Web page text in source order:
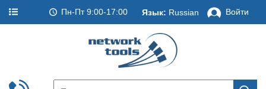
Пн-Пт 9:00-17:00 Язык: Russian Войти